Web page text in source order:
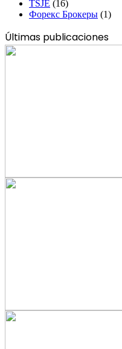
TSJE (16)
Форекс Брокеры (1)
Últimas publicaciones